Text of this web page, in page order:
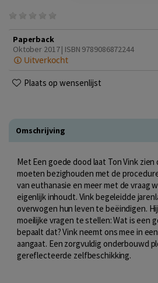
Paperback
Oktober 2017 | ISBN 9789086872244
Uitverkocht
Plaats op wensenlijst
Omschrijving
Met Een goede dood laat Ton Vink
moeten bezighouden met de
van euthanasie en meer met de vraag
eigenlijk inhoudt. Vink begeleidde
overwogen hun leven te beëindigen.
moeilijke vragen te stellen: Wat is een
bepaalt dat? Vink neemt ons mee in
aangaat. Een zorgvuldig onderbouwd
gereflecteerde zelfbeschikking.